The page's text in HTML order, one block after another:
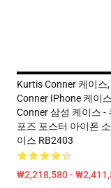
Kurtis Conner 케이스
Conner IPhone 케이
Conner 삼성 케이스 -
포즈 포스터 아이폰
이스 RB2403
₩2,218,580 -